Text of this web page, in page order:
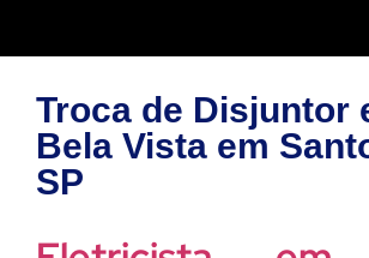
Troca de Disjuntor
Bela Vista em
SP